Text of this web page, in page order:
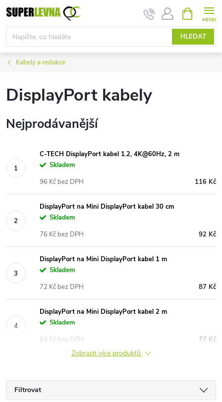
Přejít
na
obsah
HLEDAT
NÁKUPNÍ
KOŠÍK
Kabely a redukce
DisplayPort kabely
Nejprodávanější
C-TECH DisplayPort kabel 1.2, 4K@60Hz, 2 m
Skladem
116 Kč
96 Kč bez DPH
DisplayPort na Mini DisplayPort kabel 30 cm
Skladem
92 Kč
76 Kč bez DPH
DisplayPort na Mini DisplayPort kabel 1 m
Skladem
87 Kč
72 Kč bez DPH
DisplayPort na Mini DisplayPort kabel 2 m
Skladem
77 Kč
64 Kč bez DPH
Zobrazit více produktů
Filtrovat